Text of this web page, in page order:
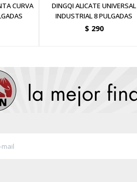
CURVA
DINGQI ALICATE UNIVERSAL
INDUSTRIAL 8 PULGADAS
$ 290